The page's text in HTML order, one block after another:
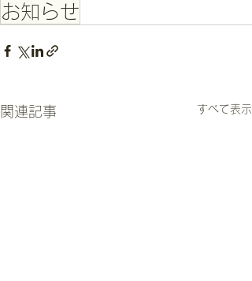
お知らせ
関連記事 すべて表示